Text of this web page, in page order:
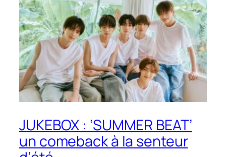
JUKEBOX : ‘SUMMER BEAT’
un comeback à la senteur